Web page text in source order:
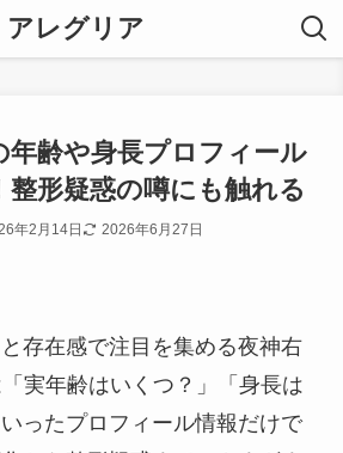
アレグリア
年齢や身長プロフィール
整形疑惑の噂にも触れる
年2月14日 2026年6月27日
存在感で注目を集める夜神右
実年齢はいくつ？」「身長は
ったプロフィール情報だけで